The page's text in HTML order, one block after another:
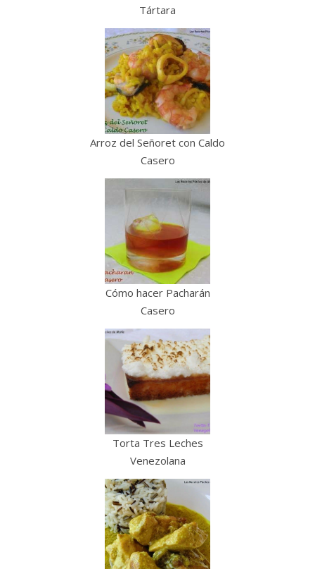
Tártara
Arroz del Señoret con Caldo
Casero
Cómo hacer Pacharán
Casero
Torta Tres Leches
Venezolana